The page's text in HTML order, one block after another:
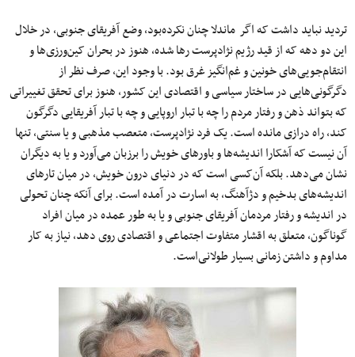
تردید نباید داشت که اگر ماندلا چنان نکرده‌بود، وضع آفریقای جنوبی، در خلال
این دو دهه که از قید رژیم نژادپرست رها شده، هنوز در بحران کین‌ورزی‌ها و
انتقام‌جویی‌های خونین و غم‌انگیز غرق ‌بود. با وجود این، صرف نظر از
دگرگونی‌هایی در ساختار سیاسی و اقتصادی این کشور، هنوز برای تحقق تغییراتی
که بتواند ذهن و رفتار مردم را چه با تبار اروپایی و چه با تبار آفریقایی دگرگون
‌کند، راه درازی مانده ‌است. یک فرد نژادپرست، متعصب مذهبی و یا سنتی، تنها
آن نیست که آشکارا اندیشه‌ها و باورهای خویش را برزبان می‌آورد و یا به دیگران
نشان‌ می‌دهد. بلکه آن‌کسی‌ است که در دنیای درون خویش، در میان تارهای
اندیشه‌های بدخیم و دژآهنگ، به اسارت در آمده ‌است. برای آنکه چنان تحولی
در اندیشه و رفتار مردمان آفریقای جنوبی و یا به طور عمده در میان افراد
گوناگون، متعلق به اقشار متفاوت اجتماعی و اقتصادی روی دهد، نیاز به کار
مداوم و داشتن زمانی بسیار طولانی‌است.